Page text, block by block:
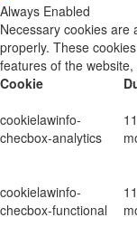
Always Enabled
Necessary cookies are
properly. These
features of the website,
Cookie
cookielawinfo-
checbox-analytics
11
cookielawinfo-
checbox-functional
11